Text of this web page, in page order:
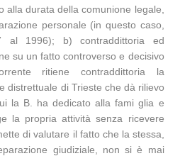
alla durata della comunione legale,
personale (in questo caso,
al 1996); b) contraddittoria ed
su un fatto controverso e decisivo
ritiene contraddittoria la
distrettuale di Trieste che dà rilievo
la B. ha dedicato alla fami glia e
la propria attività senza ricevere
di valutare il fatto che la stessa,
giudiziale, non si è mai